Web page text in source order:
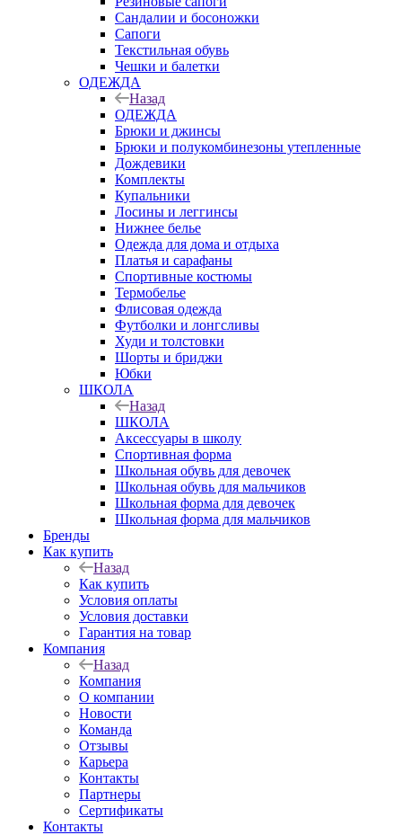
Сандалии и босоножки
Сапоги
Текстильная обувь
Чешки и балетки
ОДЕЖДА
Назад
ОДЕЖДА
Брюки и джинсы
Брюки и полукомбинезоны утепленные
Дождевики
Комплекты
Купальники
Лосины и леггинсы
Нижнее белье
Одежда для дома и отдыха
Платья и сарафаны
Спортивные костюмы
Термобелье
Флисовая одежда
Футболки и лонгсливы
Худи и толстовки
Шорты и бриджи
Юбки
ШКОЛА
Назад
ШКОЛА
Аксессуары в школу
Спортивная форма
Школьная обувь для девочек
Школьная обувь для мальчиков
Школьная форма для девочек
Школьная форма для мальчиков
Бренды
Как купить
Назад
Как купить
Условия оплаты
Условия доставки
Гарантия на товар
Компания
Назад
Компания
О компании
Новости
Команда
Отзывы
Карьера
Контакты
Партнеры
Сертификаты
Контакты